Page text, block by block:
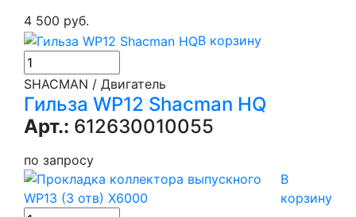
4 500 руб.
В корзину
SHACMAN / Двигатель
Гильза WP12 Shacman HQ
Арт.: 612630010055
по запросу
В
корзину